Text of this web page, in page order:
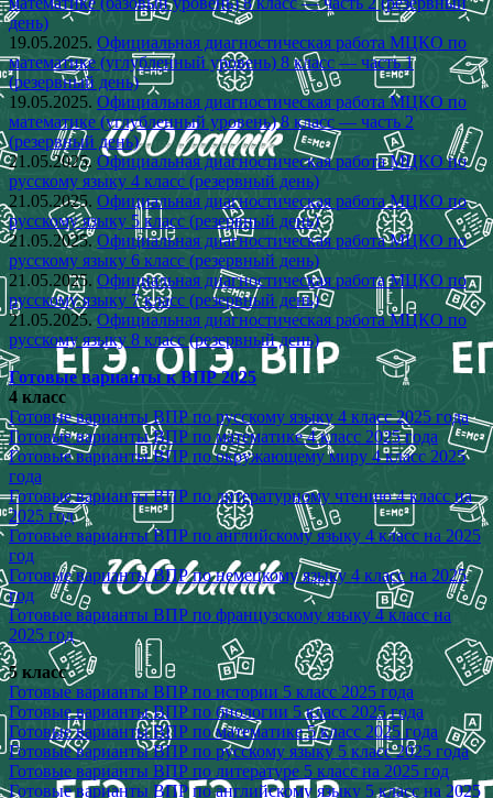
день)
19.05.2025. Официальная диагностическая работа МЦКО по
математике (углубленный уровень) 8 класс — часть 1
(резервный день)
19.05.2025. Официальная диагностическая работа МЦКО по
математике (углубленный уровень) 8 класс — часть 2
(резервный день)
21.05.2025.Официальная диагностическая работа МЦКО по
русскому языку 4 класс (резервный день)
21.05.2025. Официальная диагностическая работа МЦКО по
русскому языку 5 класс (резервный день)
21.05.2025.Официальная диагностическая работа МЦКО по
русскому языку 6 класс (резервный день)
21.05.2025. Официальная диагностическая работа МЦКО по
русскому языку 7 класс (резервный день)
21.05.2025. Официальная диагностическая работа МЦКО по
русскому языку 8 класс (резервный день)
Готовые варианты к ВПР 2025
4 класс
Готовые варианты ВПР по русскому языку 4 класс 2025 года
Готовые варианты ВПР по математике 4 класс 2025 года
Готовые варианты ВПР по окружающему миру 4 класс 2025
года
Готовые варианты ВПР по литературному чтению 4 класс на
2025 год
Готовые варианты ВПР по английскому языку 4 класс на 2025
год
Готовые варианты ВПР по немецкому языку 4 класс на 2025
год
Готовые варианты ВПР по французскому языку 4 класс на
2025 год
5 класс
Готовые варианты ВПР по истории 5 класс 2025 года
Готовые варианты ВПР по биологии 5 класс 2025 года
Готовые варианты ВПР по математике 5 класс 2025 года
Готовые варианты ВПР по русскому языку 5 класс 2025 года
Готовые варианты ВПР по литературе 5 класс на 2025 год
Готовые варианты ВПР по английскому языку 5 класс на 2025